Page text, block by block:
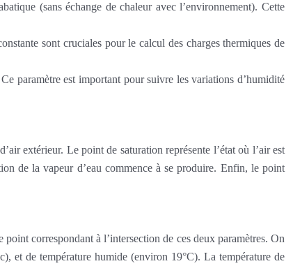
(sans échange de chaleur avec l’environnement). Cette
sont cruciales pour le calcul des charges thermiques de
paramètre est important pour suivre les variations d’humidité
extérieur. Le point de saturation représente l’état où l’air est
de la vapeur d’eau commence à se produire. Enfin, le point
correspondant à l’intersection de ces deux paramètres. On
et de température humide (environ 19°C). La température de